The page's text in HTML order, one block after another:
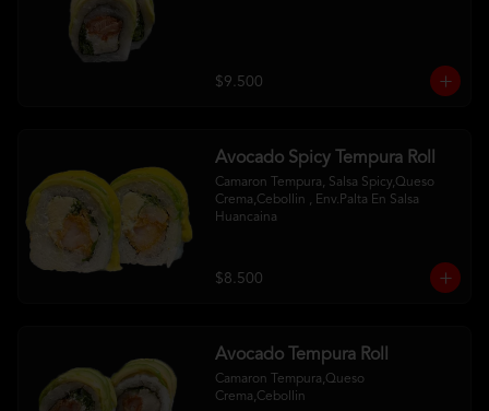
$9.500
Avocado Spicy Tempura Roll
Camaron Tempura, Salsa Spicy,Queso
Crema,Cebollin , Env.Palta En Salsa
Huancaina
$8.500
Avocado Tempura Roll
Camaron Tempura,Queso
Crema,Cebollin